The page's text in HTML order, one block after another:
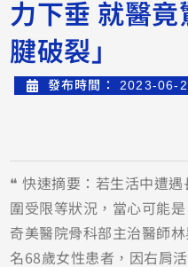
力下垂 就醫
腱破裂」
發布時間： 2023-06-
❝ 快速摘要：若生活中遭
圍受限等狀況，當心可能
奇美醫院骨科部主治醫師
名68歲女性患者，因右肩